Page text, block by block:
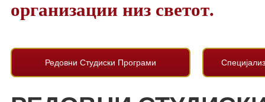
организации низ светот.
Редовни Студиски Програми